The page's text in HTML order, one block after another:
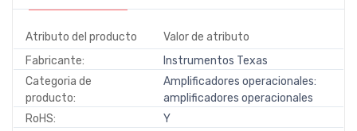
Atributo del producto
Valor de atributo
Fabricante:
Instrumentos Texas
Categoria de
producto:
Amplificadores operacionales:
amplificadores operacionales
RoHS:
Y